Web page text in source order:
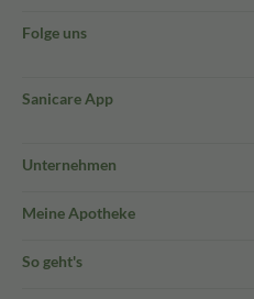
Folge uns
Sanicare App
Unternehmen
Meine Apotheke
So geht's